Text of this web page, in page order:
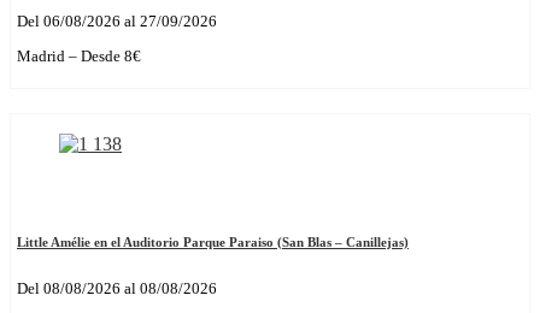
Del 06/08/2026 al 27/09/2026
Madrid – Desde 8€
Little Amélie en el Auditorio Parque Paraiso (San Blas – Canillejas)
Del 08/08/2026 al 08/08/2026